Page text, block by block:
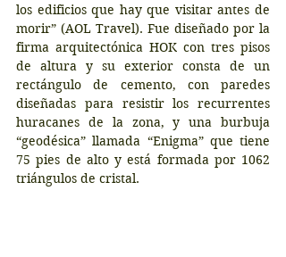
los edificios que hay que visitar antes de
morir” (AOL Travel). Fue diseñado por la
firma arquitectónica HOK con tres pisos
de altura y su exterior consta de un
rectángulo de cemento, con paredes
diseñadas para resistir los recurrentes
huracanes de la zona, y una burbuja
“geodésica” llamada “Enigma” que tiene
75 pies de alto y está formada por 1062
triángulos de cristal.